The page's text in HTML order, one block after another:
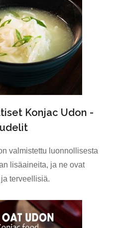
Konjac Udon -
valmistettu luonnollisesta
lisäaineita, ja ne ovat
terveellisiä.